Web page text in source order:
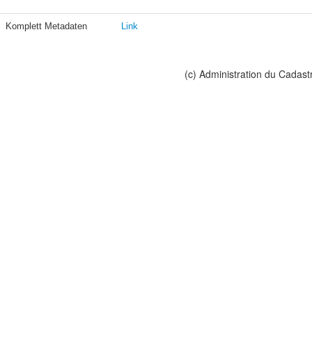
Komplett Metadaten Link
(c) Administration du